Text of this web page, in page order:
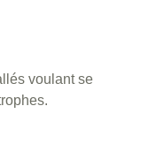
voulant se